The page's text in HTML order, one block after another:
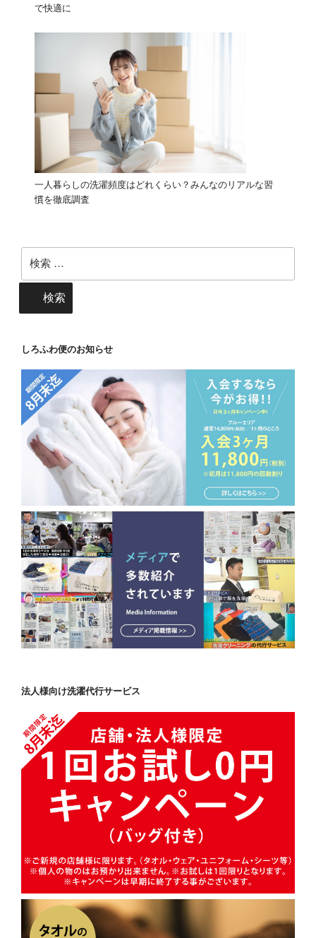
で快適に
一人暮らしの洗濯頻度はどれくらい？みんなのリアルな習
慣を徹底調査
検
索:
検索
しろふわ便のお知らせ
法人様向け洗濯代行サービス